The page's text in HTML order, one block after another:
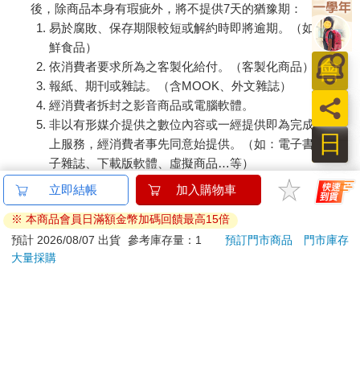
後，除商品本身有瑕疵外，將不提供7天的猶豫期：
易於腐敗、保存期限較短或解約時即將逾期。（如：生
鮮食品）
依消費者要求所為之客製化給付。（客製化商品）
報紙、期刊或雜誌。（含MOOK、外文雜誌）
經消費者拆封之影音商品或電腦軟體。
非以有形媒介提供之數位內容或一經提供即為完成之線
上服務，經消費者事先同意始提供。（如：電子書、電
子雜誌、下載版軟體、虛擬商品…等）
已拆封之個人衛生用品。（如：內衣褲、刮鬍刀、除毛
刀…等）
若非上列種類商品，均享有到貨7天的猶豫期（含例假
日）。
辦理退換貨時，商品（組合商品恕無法接受單獨退貨）必須
立即結帳 加入購物車
※ 本商品會員日滿額金幣加碼回饋最高15倍
預計 2026/08/07 出貨 參考庫存量：1 預訂門市商品
門市庫存
大量採購
日